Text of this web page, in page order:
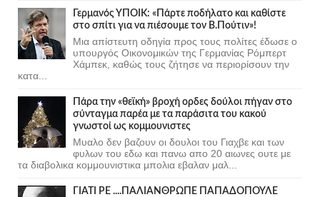
Γερμανός ΥΠΟΙΚ: «Πάρτε ποδήλατο και καθίστε
στο σπίτι για να πιέσουμε τον Β.Πούτιν»!
Μια απίστευτη οδηγία προς τους πολίτες έδωσε ο
υπουργός Οικονομικών της Γερμανίας Ρόμπερτ
Χάμπεκ, καθώς τους ζήτησε να περιορίσουν την
κατα...
Πάρα την «θεϊκή» βροχή ορδες δούλοι πήγαν στο
σύνταγμα παρέα με τα παράσιτα του κακού
γνωστοί ως κομμουνιστες
Μυαλο δεν βαζουν οι δουλοι του Γιαχβε και των
φυλων του εδω και πανω απο 20 αιωνες ουτε με
τα διαβολικα κομμουνιστικα μπολια εβαλαν μαλ...
ΓΙΑΤΙ ΡΕ ....ΠΑΛΙΑΝΘΡΩΠΕ ΠΑΠΑΔΟΠΟΥΛΕ